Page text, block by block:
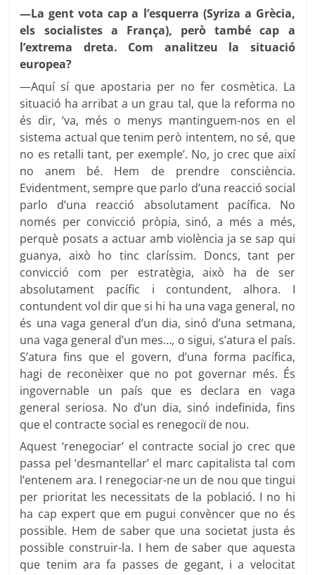
—La gent vota cap a l’esquerra (Syriza a Grècia,
els socialistes a França), però també cap a
l’extrema dreta. Com analitzeu la situació
europea?
—Aquí sí que apostaria per no fer cosmètica. La
situació ha arribat a un grau tal, que la reforma no
és dir, ‘va, més o menys mantinguem-nos en el
sistema actual que tenim però intentem, no sé, que
no es retalli tant, per exemple’. No, jo crec que així
no anem bé. Hem de prendre consciència.
Evidentment, sempre que parlo d’una reacció social
parlo d’una reacció absolutament pacífica. No
només per convicció pròpia, sinó, a més a més,
perquè posats a actuar amb violència ja se sap qui
guanya, això ho tinc claríssim. Doncs, tant per
convicció com per estratègia, això ha de ser
absolutament pacífic i contundent, alhora. I
contundent vol dir que si hi ha una vaga general, no
és una vaga general d’un dia, sinó d’una setmana,
una vaga general d’un mes…, o sigui, s’atura el país.
S’atura fins que el govern, d’una forma pacífica,
hagi de reconèixer que no pot governar més. És
ingovernable un país que es declara en vaga
general seriosa. No d’un dia, sinó indefinida, fins
que el contracte social es renegociï de nou.
Aquest ‘renegociar’ el contracte social jo crec que
passa pel ‘desmantellar’ el marc capitalista tal com
l’entenem ara. I renegociar-ne un de nou que tingui
per prioritat les necessitats de la població. I no hi
ha cap expert que em pugui convèncer que no és
possible. Hem de saber que una societat justa és
possible construir-la. I hem de saber que aquesta
que tenim ara fa passes de gegant, i a velocitat